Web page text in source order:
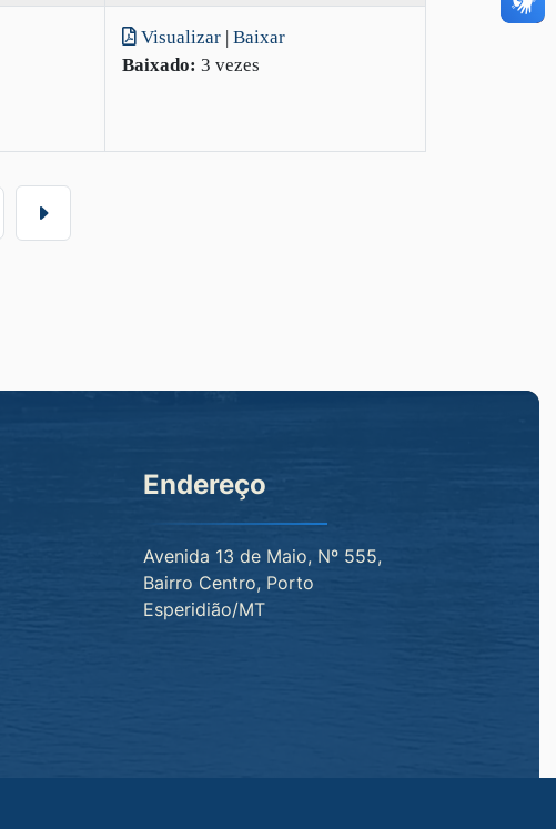
Visualizar | Baixar
Baixado: 3 vezes
Endereço
Avenida 13 de Maio, Nº 555,
Bairro Centro, Porto
Esperidião/MT